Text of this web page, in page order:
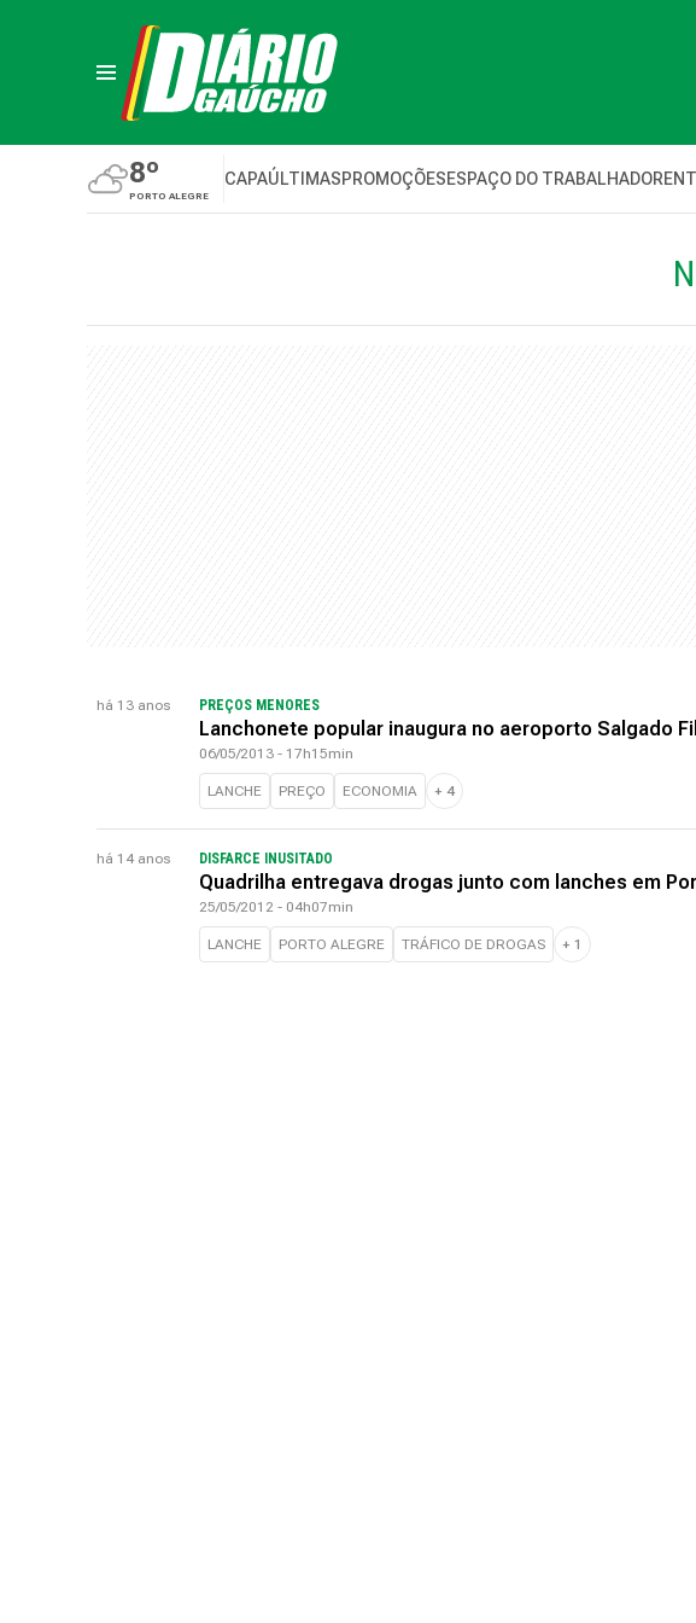
8º
PORTO ALEGRE
CAPAÚLTIMASPROMOÇÕESESPAÇO DO TRABALHADOR
há 13 anos PREÇOS MENORES
Lanchonete popular inaugura no aeroporto Salgado
06/05/2013 - 17h15min
LANCHE PREÇO ECONOMIA + 4
há 14 anos DISFARCE INUSITADO
Quadrilha entregava drogas junto com lanches em
25/05/2012 - 04h07min
LANCHE PORTO ALEGRE TRÁFICO DE DROGAS + 1